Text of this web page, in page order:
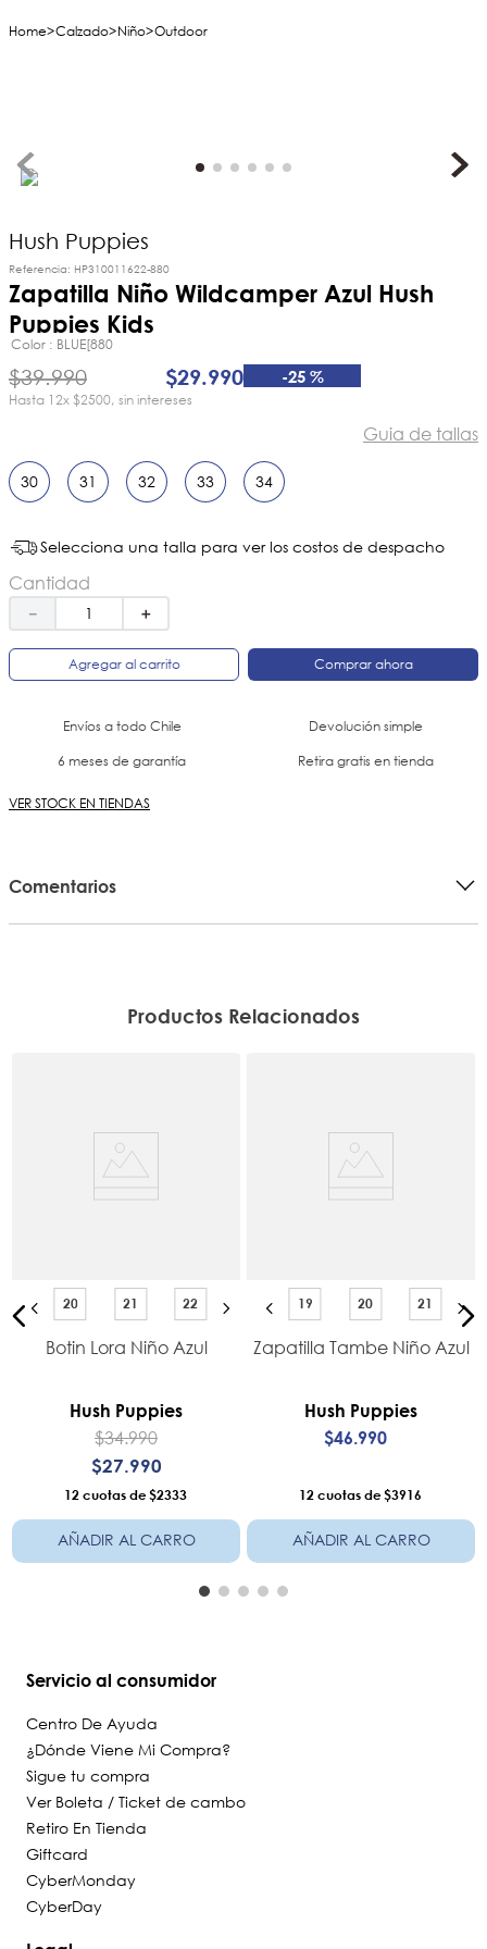
Calzado Niño Outdoor
Hush Puppies
Referencia: HP310011622-880
Zapatilla Niño Wildcamper Azul Hush
Puppies Kids
Color BLUE[880
$39.990 $29.990 -25 %
12x$2500 sin intereses
Guia de tallas
30 31 32 33 34
Selecciona una talla para ver los costos de despacho
Cantidad
＋
－
Agregar al carrito Comprar ahora
Envíos a todo Chile
Devolución simple
6 meses de garantía
Retira gratis en tienda
VER STOCK EN TIENDAS
Comentarios
Productos Relacionados
20 21 22
Botin Lora Niño Azul
Hush Puppies
$34.990
$27.990
12 $2333
AÑADIR AL CARRO
19 20 21
Zapatilla Tambe Niño Azul
Hush Puppies
$46.990
12 $3916
AÑADIR AL CARRO
Servicio al consumidor
Centro De Ayuda
¿Dónde Viene Mi Compra?
Sigue tu compra
Ver Boleta / Ticket de cambo
Retiro En Tienda
Giftcard
CyberMonday
CyberDay